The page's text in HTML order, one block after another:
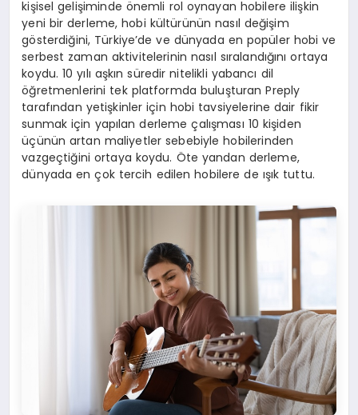
kişisel gelişiminde önemli rol oynayan hobilere ilişkin
yeni bir derleme, hobi kültürünün nasıl değişim
gösterdiğini, Türkiye’de ve dünyada en popüler hobi ve
serbest zaman aktivitelerinin nasıl sıralandığını ortaya
koydu. 10 yılı aşkın süredir nitelikli yabancı dil
öğretmenlerini tek platformda buluşturan Preply
tarafından yetişkinler için hobi tavsiyelerine dair fikir
sunmak için yapılan derleme çalışması 10 kişiden
üçünün artan maliyetler sebebiyle hobilerinden
vazgeçtiğini ortaya koydu. Öte yandan derleme,
dünyada en çok tercih edilen hobilere de ışık tuttu.